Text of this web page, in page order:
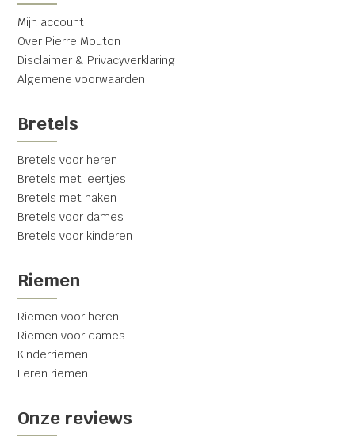
Mijn account
Over Pierre Mouton
Disclaimer & Privacyverklaring
Algemene voorwaarden
Bretels
Bretels voor heren
Bretels met leertjes
Bretels met haken
Bretels voor dames
Bretels voor kinderen
Riemen
Riemen voor heren
Riemen voor dames
Kinderriemen
Leren riemen
Onze reviews